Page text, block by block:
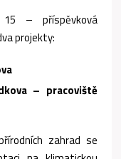
15 – příspěvková
projekty:
– pracoviště
zahrad se